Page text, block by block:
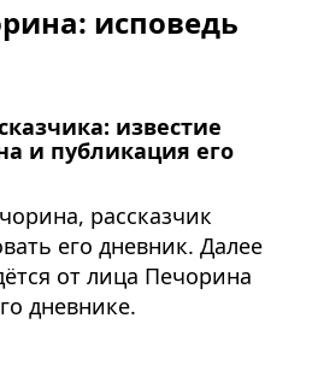
исповедь
известие
и публикация его
рассказчик
его дневник. Далее
от лица Печорина
дневнике.